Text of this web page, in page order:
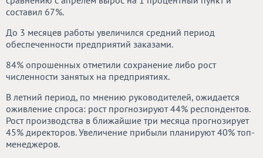
составил 67%.
До 3 месяцев работы увеличился средний период
обеспеченности предприятий заказами.
84% опрошенных отметили сохранение либо рост
численности занятых на предприятиях.
В летний период, по мнению руководителей, ожидается
оживление спроса: рост прогнозируют 44% респондентов.
Рост производства в ближайшие три месяца прогнозирует
45% директоров. Увеличение прибыли планируют 40% топ-
менеджеров.